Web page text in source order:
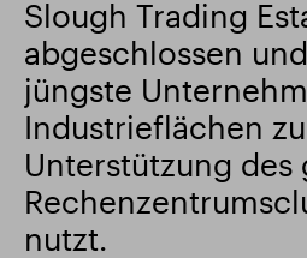
Slough Trading
abgeschlossen
jüngste
Industrieflächen
Unterstützung des
nutzt.